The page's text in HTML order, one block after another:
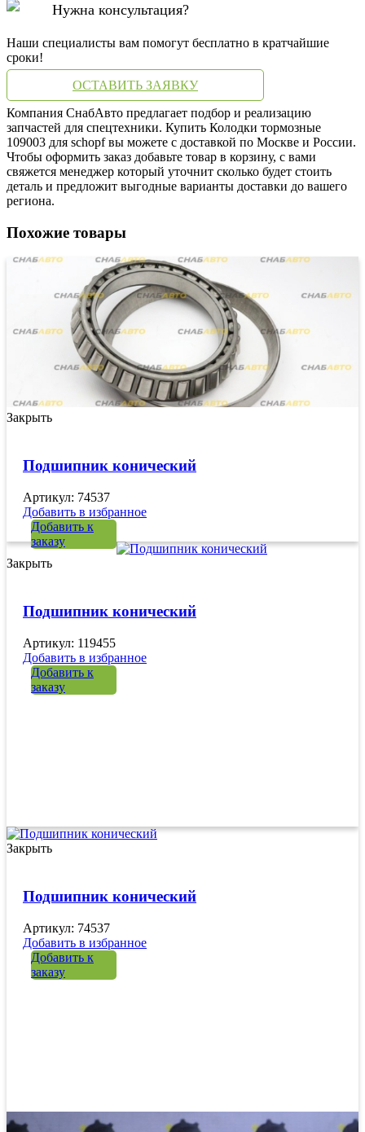
Нужна консультация?
Наши специалисты вам помогут бесплатно в кратчайшие
сроки!
ОСТАВИТЬ ЗАЯВКУ
Компания СнабАвто предлагает подбор и реализацию
запчастей для спецтехники. Купить Колодки тормозные
109003 для schopf вы можете с доставкой по Москве и России.
Чтобы оформить заказ добавьте товар в корзину, с вами
свяжется менеджер который уточнит сколько будет стоить
деталь и предложит выгодные варианты доставки до вашего
региона.
Похожие товары
Закрыть
Подшипник конический
Артикул: 74537
Добавить в избранное
Добавить к
заказу
Закрыть
Подшипник конический
Артикул: 119455
Добавить в избранное
Добавить к
заказу
Закрыть
Подшипник конический
Артикул: 74537
Добавить в избранное
Добавить к
заказу